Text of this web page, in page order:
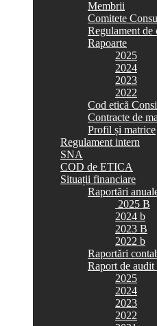
Membrii
Comitete
Regulament de
Rapoarte
2025
2024
2023
2022
Cod etică
Contracte de
Profil și matrice
Regulament intern
SNA
COD de ETICA
Situații financiare
Raportări
2025 B
2024 b
2023 B
2022 b
Raportări
Raport de audit
2025
2024
2023
2022